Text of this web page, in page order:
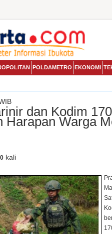
POLDAMETRO EKONOMI
dan Kodim
Harapan Warga
kali